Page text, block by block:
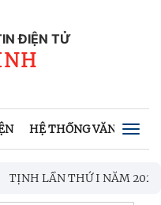
ĐIỆN TỬ
HỆ THỐNG VĂN BẢN
NĂM 2026
BẾ
SÁCH